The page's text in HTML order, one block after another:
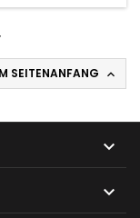
SEITENANFANG 

